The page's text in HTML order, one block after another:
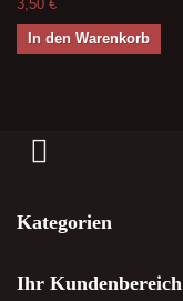
3,50 €
In den Warenkorb
Kategorien
Ihr Kundenbereich